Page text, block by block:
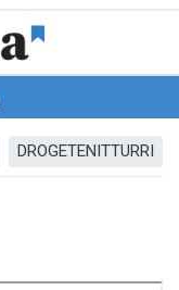
DROGETENITTURRI